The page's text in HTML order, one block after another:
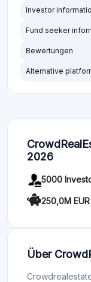
Investor
Fund seeker
Bewertungen
Alternative
2026
5000
250,0M
Über